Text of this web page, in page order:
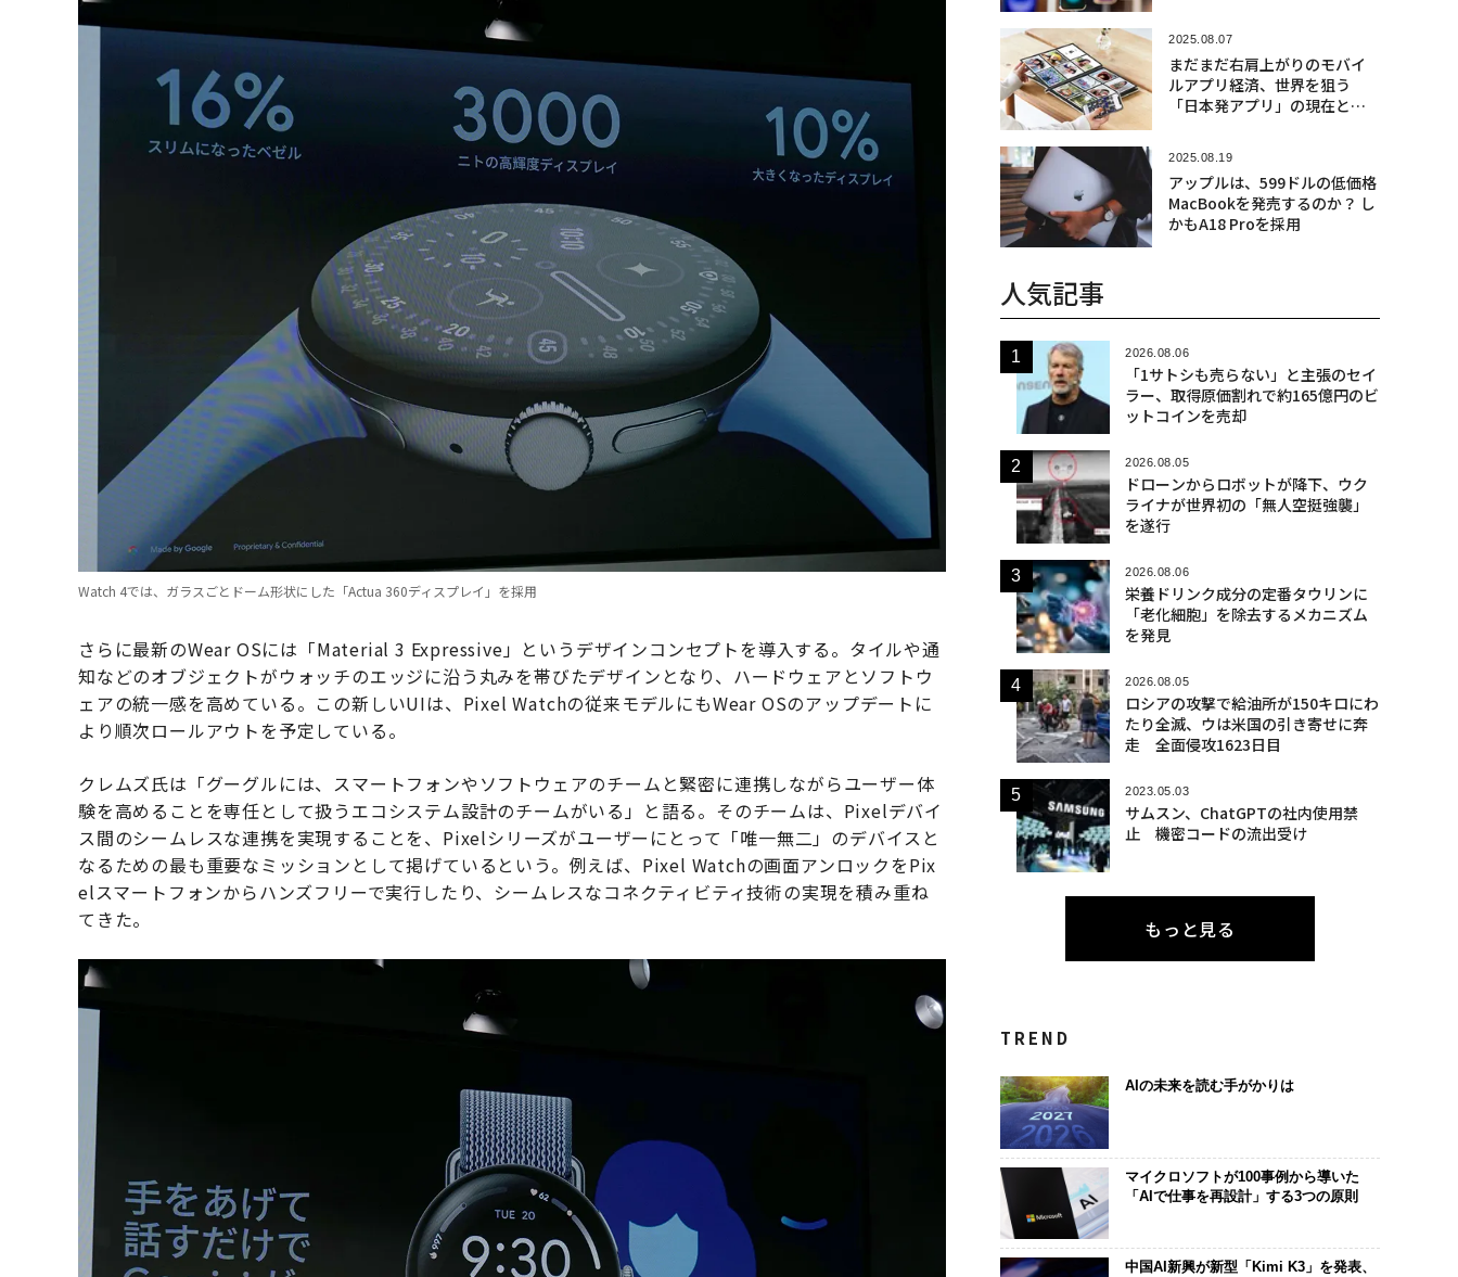
Watch 4では、ガラスごとドーム形状にした「Actua 360ディスプレイ」を採用
さらに最新のWear OSには「Material 3 Expressive」というデザインコンセプトを導入する。タイルや通
知などのオブジェクトがウォッチのエッジに沿う丸みを帯びたデザインとなり、ハードウェアとソフトウ
ェアの統一感を高めている。この新しいUIは、Pixel Watchの従来モデルにもWear OSのアップデートに
より順次ロールアウトを予定している。
クレムズ氏は「グーグルには、スマートフォンやソフトウェアのチームと緊密に連携しながらユーザー体
験を高めることを専任として扱うエコシステム設計のチームがいる」と語る。そのチームは、Pixelデバイ
ス間のシームレスな連携を実現することを、Pixelシリーズがユーザーにとって「唯一無二」のデバイスと
なるための最も重要なミッションとして掲げているという。例えば、Pixel Watchの画面アンロックをPix
elスマートフォンからハンズフリーで実行したり、シームレスなコネクティビティ技術の実現を積み重ね
てきた。
2025.08.07
まだまだ右肩上がりのモバイ
ルアプリ経済、世界を狙う
「日本発アプリ」の現在と未
2025.08.19
アップルは、599ドルの低価格
MacBookを発売するのか？ し
かもA18 Proを採用
人気記事
2026.08.06
「1サトシも売らない」と主張のセイ
ラー、取得原価割れで約165億円のビ
ットコインを売却
2026.08.05
ドローンからロボットが降下、ウク
ライナが世界初の「無人空挺強襲」
を遂行
2026.08.06
栄養ドリンク成分の定番タウリンに
「老化細胞」を除去するメカニズム
を発見
2026.08.05
ロシアの攻撃で給油所が150キロにわ
たり全滅、ウは米国の引き寄せに奔
走 全面侵攻1623日目
2023.05.03
サムスン、ChatGPTの社内使用禁
止 機密コードの流出受け
もっと見る
TREND
AIの未来を読む手がかりは
マイクロソフトが100事例から導いた
「AIで仕事を再設計」する3つの原則
中国AI新興が新型「Kimi K3」を発表、